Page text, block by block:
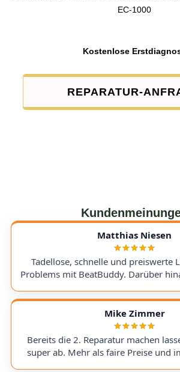
EC-1000
Kostenlose
REPARATUR-
Matthias Niesen
Tadellose, schnelle und preiswerte
Problems mit BeatBuddy. Darüber
bringe. Kommunikation lief
Rücksendung meines Gerätes
einwandfrei. Ich kann
uneingeschränkt empfehlen. Schön,
noch gibt! A flawless, fast, and affordable solution to
my BeatBuddy problem. On top of
Mike Zimmer
Bereits die 2. Reparatur machen
super ab. Mehr als faire Preise und